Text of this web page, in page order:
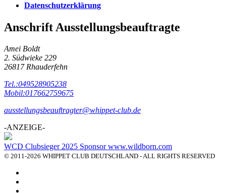
Datenschutzerklärung
Anschrift Ausstellungsbeauftragte
Amei Boldt
2. Südwieke 229
26817 Rhauderfehn
Tel.:049528905238
Mobil:017662759675
ausstellungsbeauftragter@whippet-club.de
-ANZEIGE-
WCD Clubsieger 2025 Sponsor www.wildborn.com
© 2011-2026 WHIPPET CLUB DEUTSCHLAND - ALL RIGHTS RESERVED